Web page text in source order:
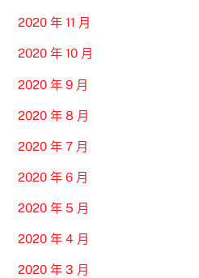
2020 年 11 月
2020 年 10 月
2020 年 9 月
2020 年 8 月
2020 年 7 月
2020 年 6 月
2020 年 5 月
2020 年 4 月
2020 年 3 月